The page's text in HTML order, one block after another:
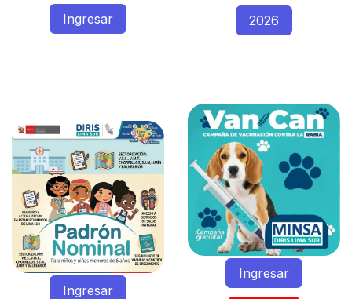
Ingresar 2026​
Ingr​es​ar​
Ingresar